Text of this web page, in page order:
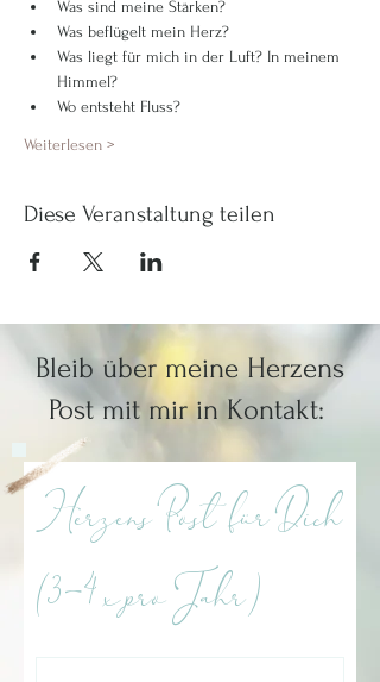
Was sind meine Stärken?
Was beflügelt mein Herz?
Was liegt für mich in der Luft? In meinem
Himmel?
Wo entsteht Fluss?
Weiterlesen >
Diese Veranstaltung teilen
Bleib über meine Herzens
Post mit mir in Kontakt:
Herzens Post für Dich
(3-4 x pro Jahr)